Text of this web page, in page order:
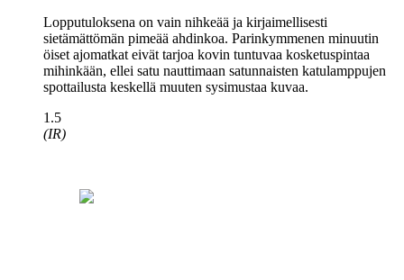
Lopputuloksena on vain nihkeää ja kirjaimellisesti
sietämättömän pimeää ahdinkoa. Parinkymmenen minuutin
öiset ajomatkat eivät tarjoa kovin tuntuvaa kosketuspintaa
mihinkään, ellei satu nauttimaan satunnaisten katulamppujen
spottailusta keskellä muuten sysimustaa kuvaa.
1.5
(IR)